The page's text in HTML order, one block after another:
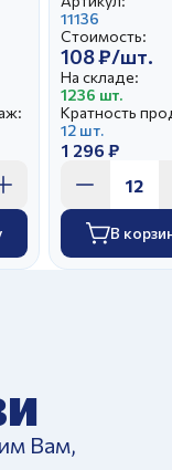
11136
Стоимость:
108 ₽/шт.
На складе:
1236 шт.
Кратность
12 шт.
1 296 ₽
В
Вам,